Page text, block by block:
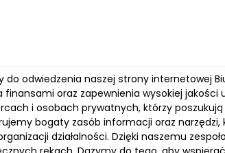
do odwiedzenia naszej strony internetowej
finansami oraz zapewnienia wysokiej
i osobach prywatnych, którzy
bogaty zasób informacji oraz
działalności. Dzięki naszemu